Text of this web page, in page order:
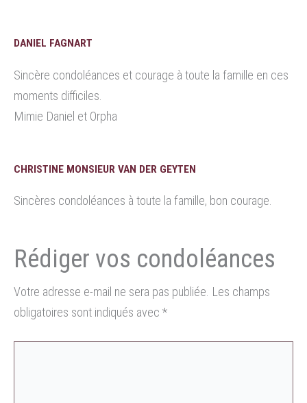
DANIEL FAGNART
Sincère condoléances et courage à toute la famille en ces
moments difficiles.
Mimie Daniel et Orpha
CHRISTINE MONSIEUR VAN DER GEYTEN
Sincères condoléances à toute la famille, bon courage.
Votre adresse e-mail ne sera pas publiée. Les champs
obligatoires sont indiqués avec *